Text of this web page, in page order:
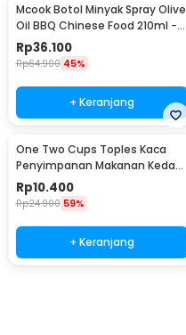
Mcook Botol Minyak Spray Olive
Oil BBQ Chinese Food 210ml -
M2194
Rp36.100
Rp64.900 45%
+ Keranjang
One Two Cups Toples Kaca
Penyimpanan Makanan Kedap
Udara Glass Jar 280ml -
GH1270
Rp10.400
Rp24.900 59%
+ Keranjang